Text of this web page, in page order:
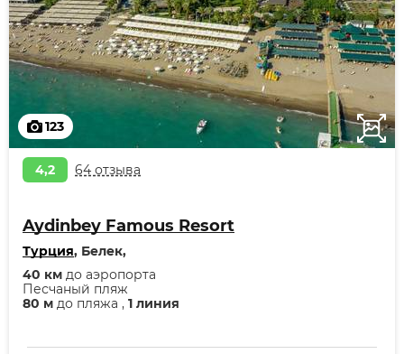
123
4,2 64 отзыва
Aydinbey Famous Resort
Турция, Белек,
80 м до пляжа , 1 линия
Песчаный пляж
40 км до аэропорта